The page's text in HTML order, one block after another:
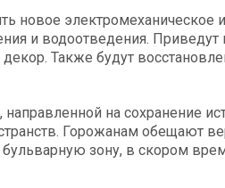
новое электромеханическое
и водоотведения.
Также будут
на сохранение
Горожанам обещают
зону, в скором